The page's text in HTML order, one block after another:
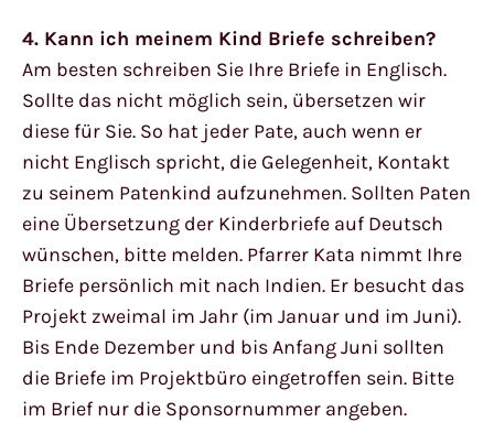
4. Kann ich meinem Kind Briefe schreiben?
Am besten schreiben Sie Ihre Briefe in Englisch.
Sollte das nicht möglich sein, übersetzen wir
diese für Sie. So hat jeder Pate, auch wenn er
nicht Englisch spricht, die Gelegenheit, Kontakt
zu seinem Patenkind aufzunehmen. Sollten Paten
eine Übersetzung der Kinderbriefe auf Deutsch
wünschen, bitte melden. Pfarrer Kata nimmt Ihre
Briefe persönlich mit nach Indien. Er besucht das
Projekt zweimal im Jahr (im Januar und im Juni).
Bis Ende Dezember und bis Anfang Juni sollten
die Briefe im Projektbüro eingetroffen sein. Bitte
im Brief nur die Sponsornummer angeben.